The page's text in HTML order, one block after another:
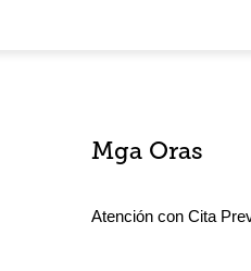
Mga Oras
Atención con Cita